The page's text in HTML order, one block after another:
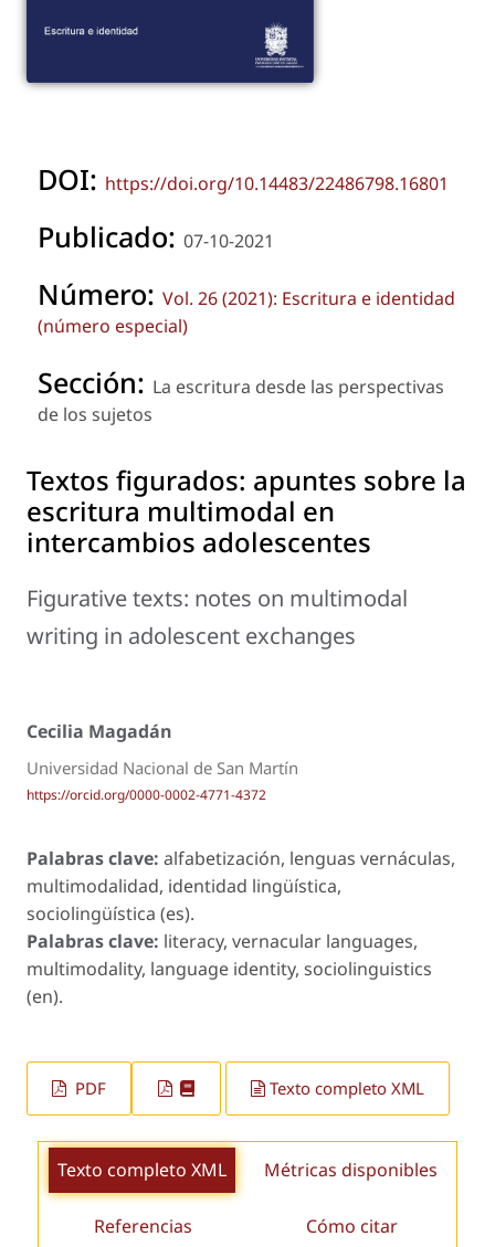
DOI: https://doi.org/10.14483/22486798.16801
Publicado: 07-10-2021
Número: Vol. 26 (2021): Escritura e identidad
(número especial)
Sección: La escritura desde las perspectivas
de los sujetos
Textos figurados: apuntes sobre la
escritura multimodal en
intercambios adolescentes
Figurative texts: notes on multimodal
writing in adolescent exchanges
Cecilia Magadán
Universidad Nacional de San Martín
https://orcid.org/0000-0002-4771-4372
Palabras clave: alfabetización, lenguas vernáculas,
multimodalidad, identidad lingüística,
sociolingüística (es).
Palabras clave: literacy, vernacular languages,
multimodality, language identity, sociolinguistics
(en).
PDF Texto completo XML
Texto completo XML Métricas disponibles
Referencias Cómo citar